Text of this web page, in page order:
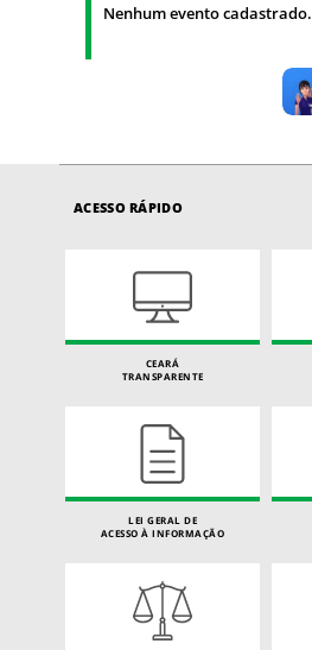
Nenhum evento cadastrado.
ACESSO RÁPIDO
CEARÁ
TRANSPARENTE
LEI GERAL DE
ACESSO À INFORMAÇÃO